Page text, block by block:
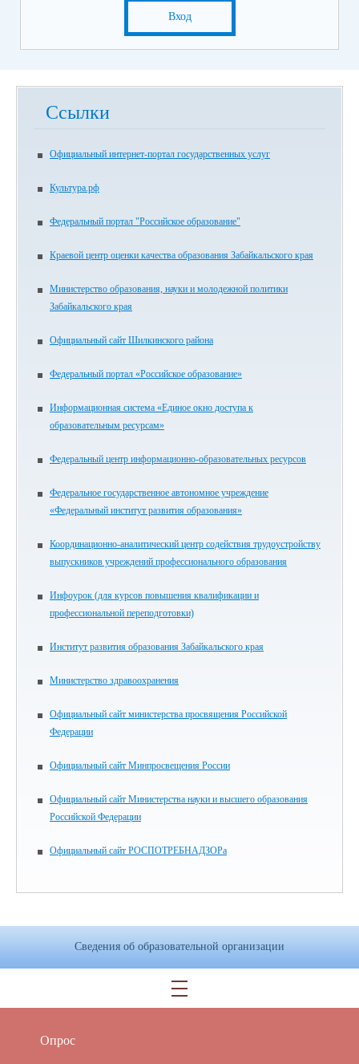
Вход
Ссылки
Официальный интернет-портал государственных услуг
Культура.рф
Федеральный портал "Российское образование"
Краевой центр оценки качества образования Забайкальского края
Министерство образования, науки и молодежной политики
Забайкальского края
Официальный сайт Шилкинского района
Федеральный портал «Российское образование»
Информационная система «Единое окно доступа к
образовательным ресурсам»
Федеральный центр информационно-образовательных ресурсов
Федеральное государственное автономное учреждение
«Федеральный институт развития образования»
Координационно-аналитический центр содействия трудоустройству
выпускников учреждений профессионального образования
Инфоурок (для курсов повышения квалификации и
профессиональной переподготовки)
Институт развития образования Забайкальского края
Министерство здравоохранения
Официальный сайт министерства просвящения Российской
Федерации
Официальный сайт Минпросвещения России
Официальный сайт Министерства науки и высшего образования
Российской Федерации
Официальный сайт РОСПОТРЕБНАДЗОРа
Сведения об образовательной организации
Опрос